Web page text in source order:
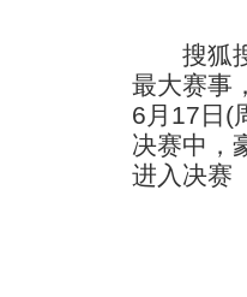
搜狐搜
最大赛事
6月17日(
决赛中，
进入决赛